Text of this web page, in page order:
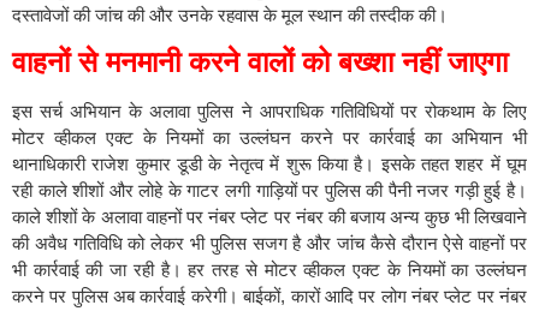
दस्तावेजों की जांच की और उनके रहवास के मूल स्थान की तस्दीक की।
वाहनों से मनमानी करने वालों को बख्शा नहीं जाएगा
इस सर्च अभियान के अलावा पुलिस ने आपराधिक गतिविधियों पर रोकथाम के लिए
मोटर व्हीकल एक्ट के नियमों का उल्लंघन करने पर कार्रवाई का अभियान भी
थानाधिकारी राजेश कुमार डूडी के नेतृत्व में शुरू किया है। इसके तहत शहर में घूम
रही काले शीशों और लोहे के गाटर लगी गाड़ियों पर पुलिस की पैनी नजर गड़ी हुई है।
काले शीशों के अलावा वाहनों पर नंबर प्लेट पर नंबर की बजाय अन्य कुछ भी लिखवाने
की अवैध गतिविधि को लेकर भी पुलिस सजग है और जांच कैसे दौरान ऐसे वाहनों पर
भी कार्रवाई की जा रही है। हर तरह से मोटर व्हीकल एक्ट के नियमों का उल्लंघन
करने पर पुलिस अब कार्रवाई करेगी। बाईकों, कारों आदि पर लोग नंबर प्लेट पर नंबर